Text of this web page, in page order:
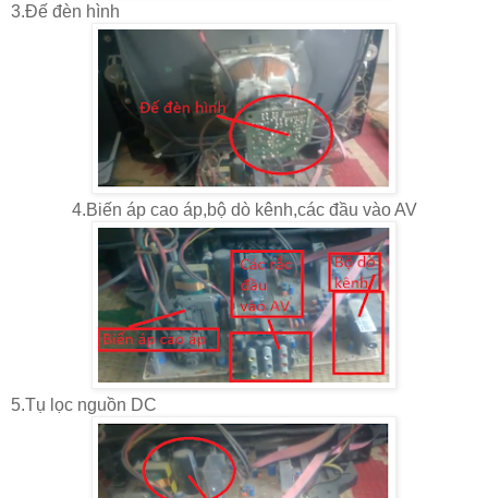
3.Đế đèn hình
4.Biến áp cao áp,bộ dò kênh,các đầu vào AV
5.Tụ lọc nguồn DC